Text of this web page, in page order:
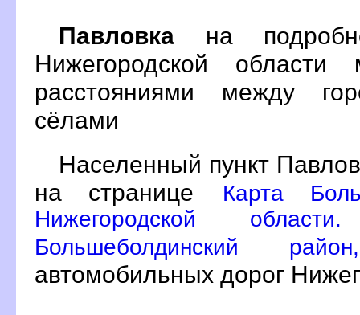
Павловка на
Нижегородской
расстояниями между
сёлами
Населенный пункт
на странице
Карта
Нижегородской
Большеболдинский
автомобильных дорог